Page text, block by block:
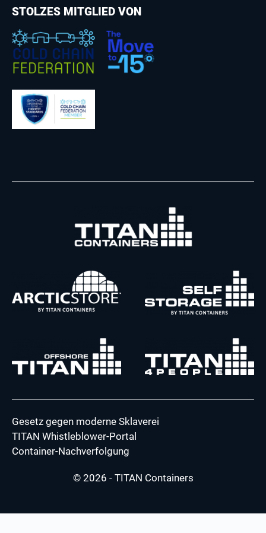
STOLZES MITGLIED VON
Gesetz gegen moderne Sklaverei
TITAN Whistleblower-Portal
Container-Nachverfolgung
© 2026 - TITAN Containers